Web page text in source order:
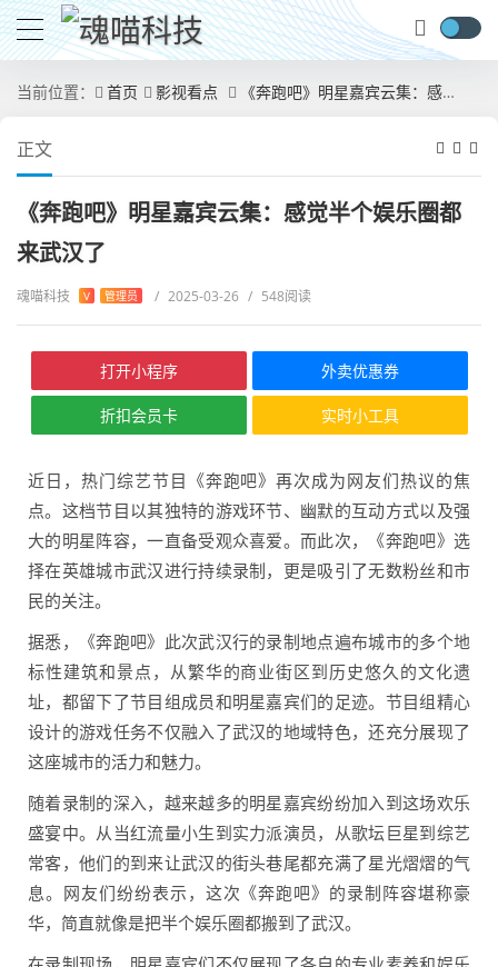
当前位置： 首页 影视看点 《奔跑吧》明星嘉宾云集：感觉半个娱乐圈都来武汉了
正文
《奔跑吧》明星嘉宾云集：感觉半个娱乐圈都
来武汉了
魂喵科技 V 管理员 / 2025-03-26 / 548阅读
打开小程序 外卖优惠券
折扣会员卡 实时小工具
近日，热门综艺节目《奔跑吧》再次成为网友们热议的焦
点。这档节目以其独特的游戏环节、幽默的互动方式以及强
大的明星阵容，一直备受观众喜爱。而此次，《奔跑吧》选
择在英雄城市武汉进行持续录制，更是吸引了无数粉丝和市
民的关注。
据悉，《奔跑吧》此次武汉行的录制地点遍布城市的多个地
标性建筑和景点，从繁华的商业街区到历史悠久的文化遗
址，都留下了节目组成员和明星嘉宾们的足迹。节目组精心
设计的游戏任务不仅融入了武汉的地域特色，还充分展现了
这座城市的活力和魅力。
随着录制的深入，越来越多的明星嘉宾纷纷加入到这场欢乐
盛宴中。从当红流量小生到实力派演员，从歌坛巨星到综艺
常客，他们的到来让武汉的街头巷尾都充满了星光熠熠的气
息。网友们纷纷表示，这次《奔跑吧》的录制阵容堪称豪
华，简直就像是把半个娱乐圈都搬到了武汉。